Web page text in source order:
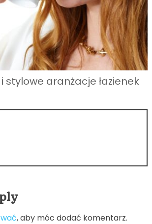
stylowe aranżacje łazienek
, aby móc dodać komentarz.